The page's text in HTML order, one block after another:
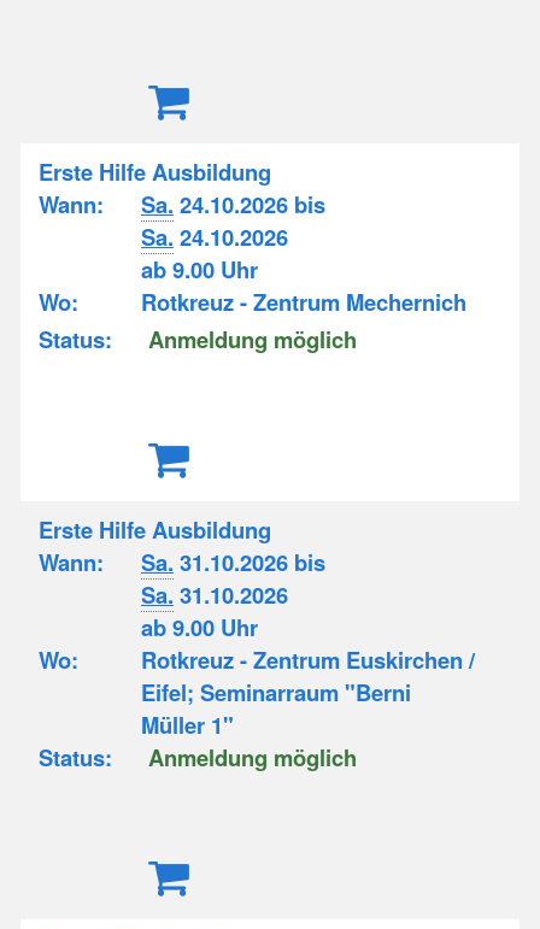
Erste Hilfe Ausbildung
Wann:
Sa. 24.10.2026 bis
Sa. 24.10.2026
ab 9.00 Uhr
Wo:
Rotkreuz - Zentrum Mechernich
Status:
Anmeldung möglich
Erste Hilfe Ausbildung
Wann:
Sa. 31.10.2026 bis
Sa. 31.10.2026
ab 9.00 Uhr
Wo:
Rotkreuz - Zentrum Euskirchen /
Eifel; Seminarraum "Berni
Müller 1"
Status:
Anmeldung möglich